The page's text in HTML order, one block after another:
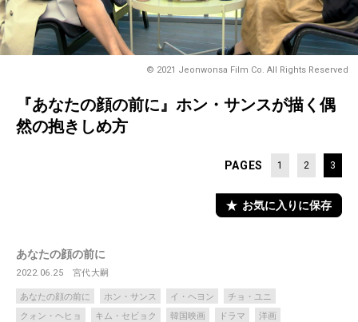
© 2021 Jeonwonsa Film Co. All Rights Reserved
『あなたの顔の前に』ホン・サンスが描く偶
然の抱きしめ方
PAGES 1 2 3
お気に入りに保存
あなたの顔の前に
2022.06.25 宮代大嗣
あなたの顔の前に ホン・サンス イ・ヘヨン
チョ・ユニ
クォン・ヘヒョ
キム・セビョク 韓国映画 ドラマ 洋画